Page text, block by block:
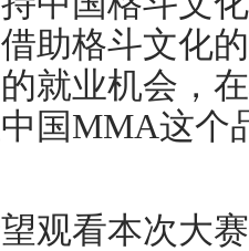
助格斗文化
就业机会，
国MMA这个
看本次大赛